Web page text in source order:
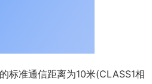
标准通信距离为10米(CLASS1相